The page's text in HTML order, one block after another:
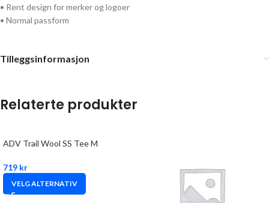
• Rent design for merker og logoer
• Normal passform
Tilleggsinformasjon
Relaterte produkter
ADV Trail Wool SS Tee M
719 kr
VELG ALTERNATIV